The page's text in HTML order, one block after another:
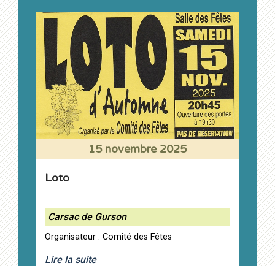
15 novembre 2025
Loto
Carsac de Gurson
Organisateur : Comité des Fêtes
Lire la suite